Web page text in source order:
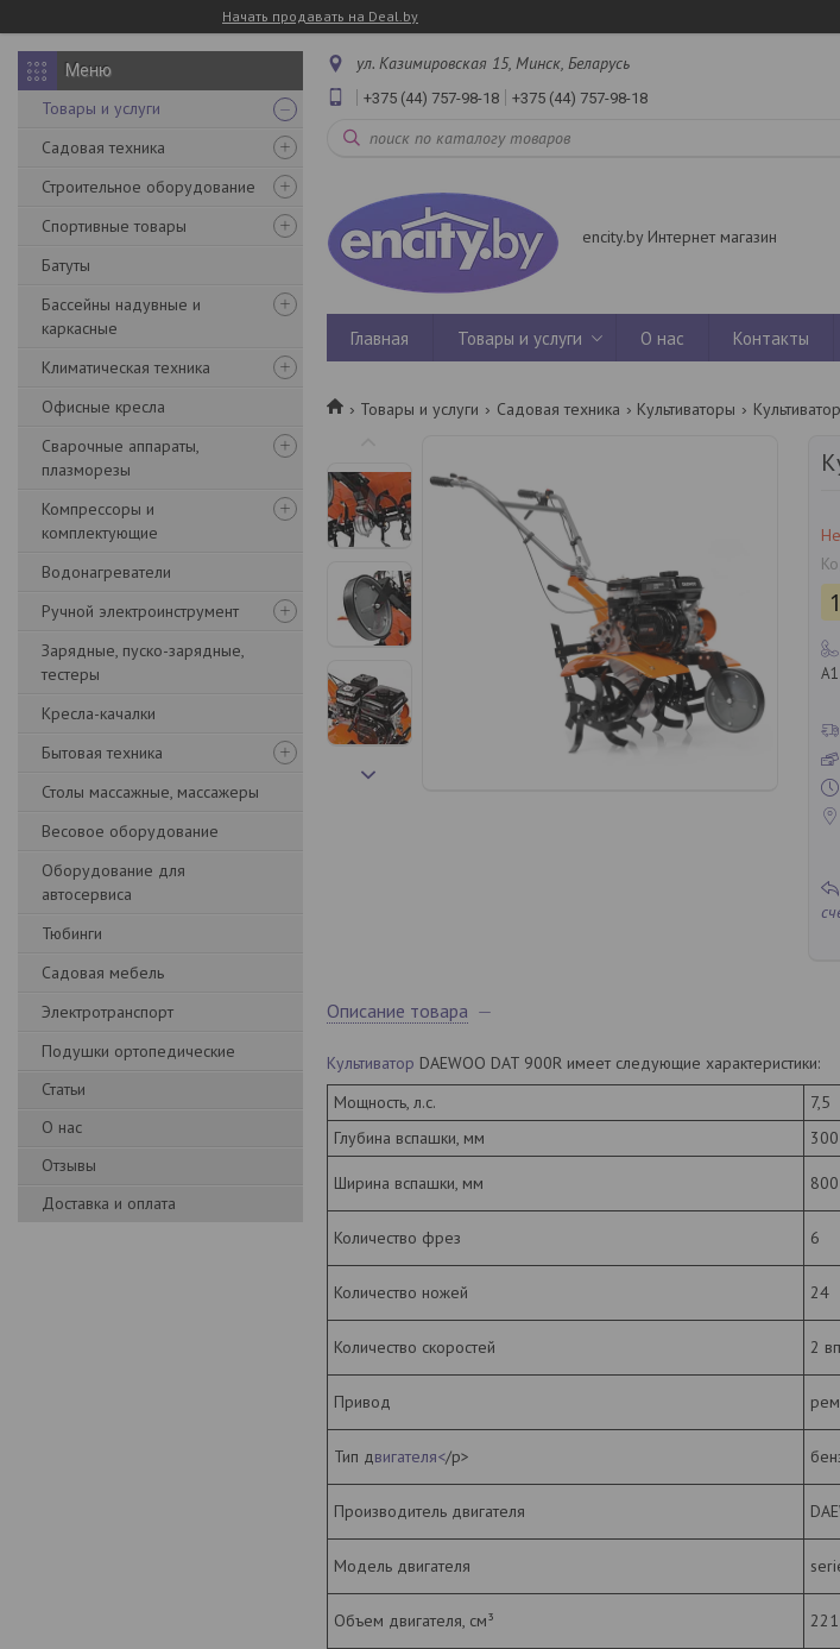
Начать продавать на Deal.by
Товары и услуги
Садовая техника
Строительное оборудование
Спортивные товары
Батуты
Бассейны надувные и
каркасные
Климатическая техника
Офисные кресла
Сварочные аппараты,
плазморезы
Компрессоры и
комплектующие
Водонагреватели
Ручной электроинструмент
Зарядные, пуско-зарядные,
тестеры
Кресла-качалки
Бытовая техника
Столы массажные, массажеры
Весовое оборудование
Оборудование для
автосервиса
Тюбинги
Садовая мебель
Электротранспорт
Подушки ортопедические
Статьи
О нас
Отзывы
Доставка и оплата
ул. Казимировская 15, Минск, Беларусь
+375 (44) 757-98-18 +375 (44) 757-98-18
encity.by Интернет магазин
Главная Товары и услуги О нас Контакты
Товары и услуги Садовая техника Культиваторы
A1
Описание товара
Культиватор DAEWOO DAT 900R имеет следующие характеристики:
Мощность, л.с.
7,5
Глубина вспашки, мм
300
Ширина вспашки, мм 800
Количество фрез 6
Количество ножей 24
Количество скоростей 2
Привод
Тип двигателя</p>
Производитель двигателя
Модель двигателя
Объем двигателя, см³ 221